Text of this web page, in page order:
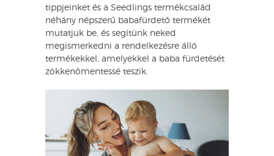
tippjeinket és a Seedlings termékcsalád
néhány népszerű babafürdető termékét
mutatjuk be, és segítünk neked
megismerkedni a rendelkezésre álló
termékekkel, amelyekkel a baba fürdetését
zökkenőmentessé teszik.